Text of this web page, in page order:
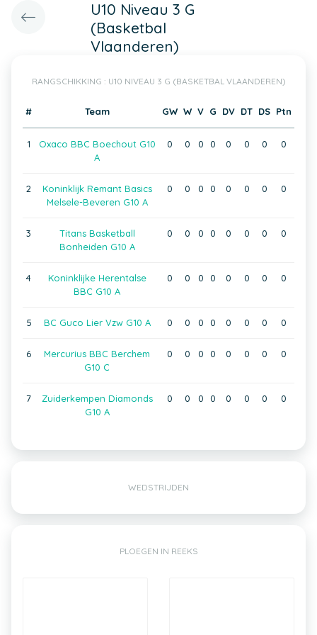
U10 Niveau 3 G
(Basketbal
Vlaanderen)
RANGSCHIKKING : U10 NIVEAU 3 G (BASKETBAL VLAANDEREN)
# Team GW W V G DV DT DS Ptn
1
Oxaco BBC Boechout G10
A
0 0 0 0 0 0 0 0
2
Koninklijk Remant Basics
Melsele-Beveren G10 A
0 0 0 0 0 0 0 0
3
Titans Basketball
Bonheiden G10 A
0 0 0 0 0 0 0 0
4
Koninklijke Herentalse
BBC G10 A
0 0 0 0 0 0 0 0
5 BC Guco Lier Vzw G10 A 0 0 0 0 0 0 0 0
6
Mercurius BBC Berchem
G10 C
0 0 0 0 0 0 0 0
7
Zuiderkempen Diamonds
G10 A
0 0 0 0 0 0 0 0
WEDSTRIJDEN
PLOEGEN IN REEKS